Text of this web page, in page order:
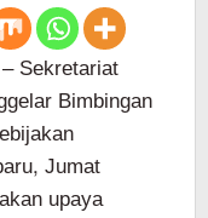
Sekretariat
Bimbingan
Jumat
upaya